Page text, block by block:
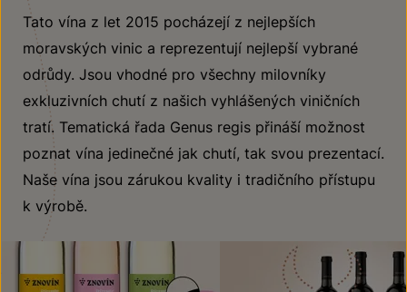
Tato vína z let 2015 pocházejí z nejlepších
moravských vinic a reprezentují nejlepší vybrané
odrůdy. Jsou vhodné pro všechny milovníky
exkluzivních chutí z našich vyhlášených viničních
tratí. Tematická řada Genus regis přináší možnost
poznat vína jedinečné jak chutí, tak svou prezentací.
Naše vína jsou zárukou kvality i tradičního přístupu
k výrobě.